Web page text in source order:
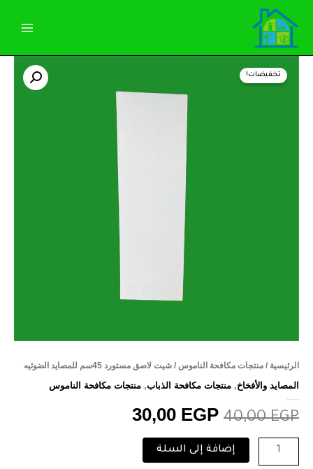
المحتوى
تخفيضات!
الرئيسية / منتجات مكافحة الناموس / شيت لاصق مستورد 45سم للمصايد الضوئيه
المصايد والأفخاخ, منتجات مكافحة الذباب, منتجات مكافحة الناموس
40,00EGP
الأصلي
40,00 EGP.
30,00 EGP
الحالي
هو:
30,00 EGP.
شيت
إضافة إلى السلة